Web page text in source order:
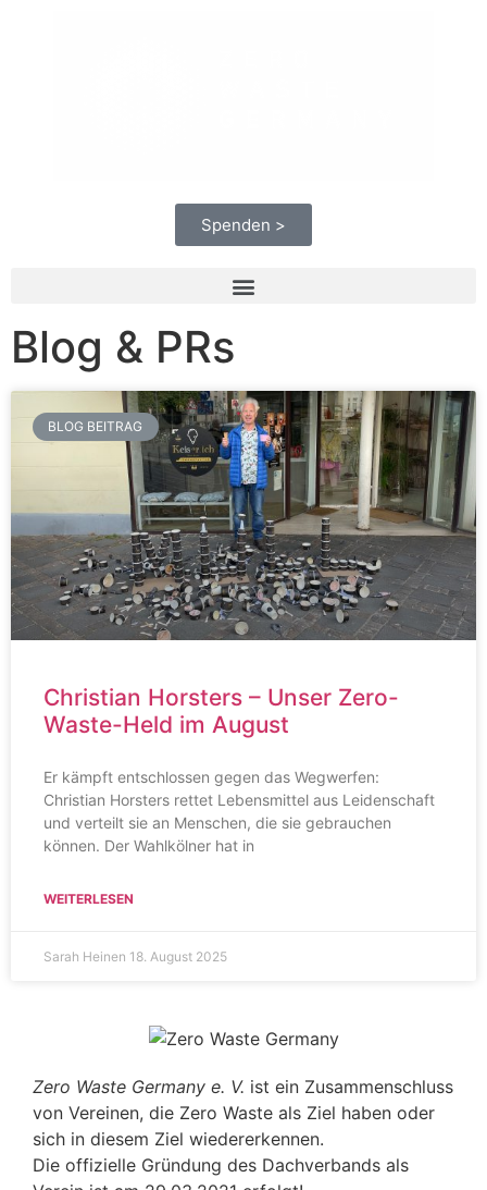
Spenden >
Blog & PRs
BLOG BEITRAG
Christian Horsters – Unser Zero-
Waste-Held im August
Er kämpft entschlossen gegen das Wegwerfen:
Christian Horsters rettet Lebensmittel aus Leidenschaft
und verteilt sie an Menschen, die sie gebrauchen
können. Der Wahlkölner hat in
WEITERLESEN
Sarah Heinen 18. August 2025
Zero Waste Germany e. V. ist ein Zusammenschluss
von Vereinen, die Zero Waste als Ziel haben oder
sich in diesem Ziel wiedererkennen.
Die offizielle Gründung des Dachverbands als